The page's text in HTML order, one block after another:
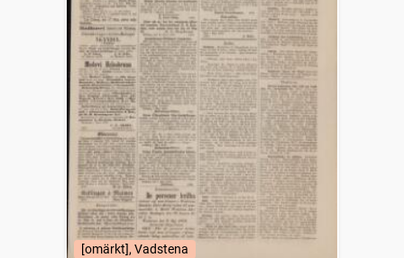
[omärkt], Vadstena